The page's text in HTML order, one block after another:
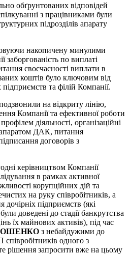
обґрунтованих відповідей
з працівниками були
підрозділів апарату
накопичену минулими
заборгованість по виплаті
своєчасності виплати в
коштів було ключовим від
підприємств та філій Компанії.
на відкриту лінію,
Компанії та ефективної роботи
діяльності, організаційні
ДАК, питання
договорів з
керівництвом Компанії
в рамках активної
корупційних дій та
на руку співробітників, а
дочірніх підприємств (які
доведені до стадії банкрутства
їх майнових активів), під час
з небайдужими до
одного з
рішення запросити вже на цьому